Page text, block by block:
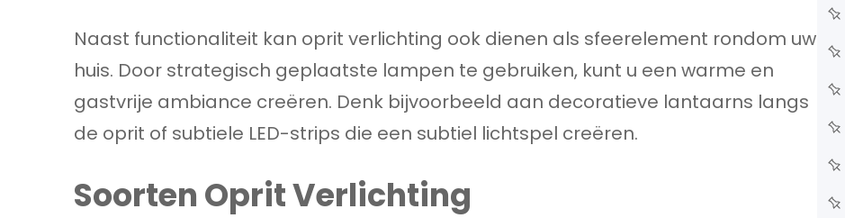
Naast functionaliteit kan oprit verlichting ook dienen als sfeerelement rondom uw
huis. Door strategisch geplaatste lampen te gebruiken, kunt u een warme en
gastvrije ambiance creëren. Denk bijvoorbeeld aan decoratieve lantaarns langs
de oprit of subtiele LED-strips die een subtiel lichtspel creëren.
Soorten Oprit Verlichting